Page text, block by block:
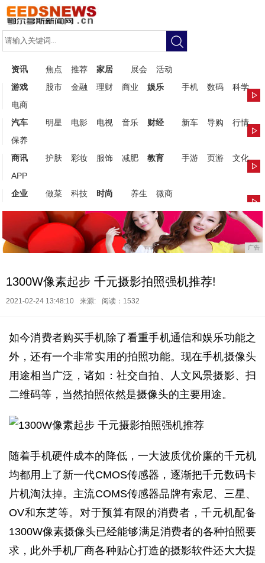
资讯 焦点 推荐 家居 展会
活动
游戏
股市 金融 理财 商业 娱乐 手机 数码
科学
电商
汽车
明星 电影 电视 音乐 财经 新车 导购
行情
保养
商讯
护肤 彩妆 服饰 减肥 教育 手游 页游
文化
APP
企业
做菜 科技 时尚 养生 微商
广告
1300W像素起步 千元摄影拍照强机推荐!
2021-02-24 13:48:10 来源: 阅读：1532
如今消费者购买手机除了看重手机通信和娱乐功能之
外，还有一个非常实用的拍照功能。现在手机摄像头
用途相当广泛，诸如：社交自拍、人文风景摄影、扫
二维码等，当然拍照依然是摄像头的主要用途。
随着手机硬件成本的降低，一大波质优价廉的千元机
均都用上了新一代CMOS传感器，逐渐把千元数码卡
片机淘汰掉。主流COMS传感器品牌有索尼、三星、
OV和东芝等。对于预算有限的消费者，千元机配备
1300W像素摄像头已经能够满足消费者的各种拍照要
求，此外手机厂商各种贴心打造的摄影软件还大大提